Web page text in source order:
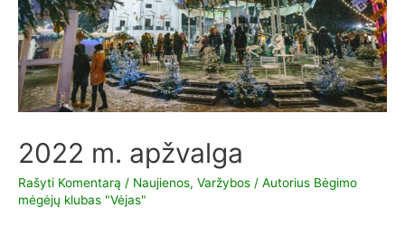
2022 m. apžvalga
Rašyti Komentarą / Naujienos, Varžybos / Autorius Bėgimo
mėgėjų klubas "Vėjas"